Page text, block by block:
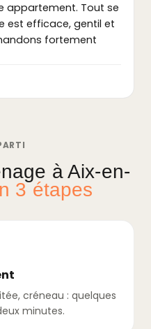
appartement. Tout se
est efficace, gentil et
fortement
à Aix-en-
3 étapes
créneau : quelques
minutes.